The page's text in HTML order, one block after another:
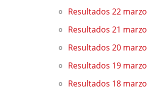
Resultados 22 marzo
Resultados 21 marzo
Resultados 20 marzo
Resultados 19 marzo
Resultados 18 marzo